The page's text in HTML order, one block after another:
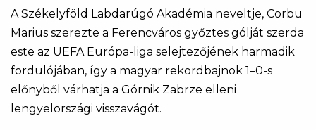
A Székelyföld Labdarúgó Akadémia neveltje, Corbu
Marius szerezte a Ferencváros győztes gólját szerda
este az UEFA Európa-liga selejtezőjének harmadik
fordulójában, így a magyar rekordbajnok 1–0-s
előnyből várhatja a Górnik Zabrze elleni
lengyelországi visszavágót.